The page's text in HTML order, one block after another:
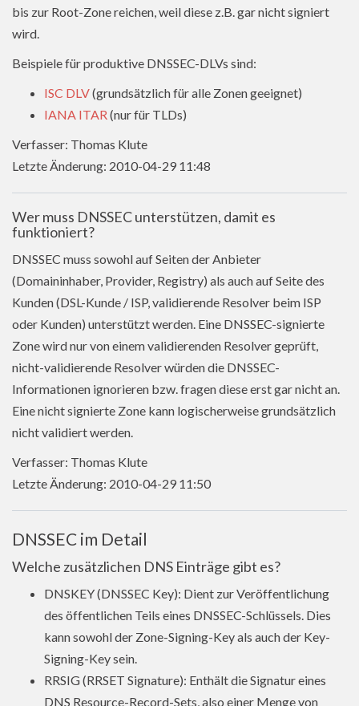
bis zur Root-Zone reichen, weil diese z.B. gar nicht signiert
wird.
Beispiele für produktive DNSSEC-DLVs sind:
ISC DLV(grundsätzlich für alle Zonen geeignet)
IANA ITAR(nur für TLDs)
Verfasser: Thomas Klute
Letzte Änderung: 2010-04-29 11:48
Wer muss DNSSEC unterstützen, damit es
funktioniert?
DNSSEC muss sowohl auf Seiten der Anbieter
(Domaininhaber, Provider, Registry) als auch auf Seite des
Kunden (DSL-Kunde / ISP, validierende Resolver beim ISP
oder Kunden) unterstützt werden. Eine DNSSEC-signierte
Zone wird nur von einem validierenden Resolver geprüft,
nicht-validierende Resolver würden die DNSSEC-
Informationen ignorieren bzw. fragen diese erst gar nicht an.
Eine nicht signierte Zone kann logischerweise grundsätzlich
nicht validiert werden.
Verfasser: Thomas Klute
Letzte Änderung: 2010-04-29 11:50
DNSSEC im Detail
Welche zusätzlichen DNS Einträge gibt es?
DNSKEY (DNSSEC Key): Dient zur Veröffentlichung
des öffentlichen Teils eines DNSSEC-Schlüssels. Dies
kann sowohl der Zone-Signing-Key als auch der Key-
Signing-Key sein.
RRSIG (RRSET Signature): Enthält die Signatur eines
DNS Resource-Record-Sets, also einer Menge von